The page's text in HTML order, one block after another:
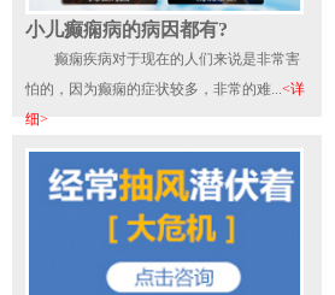
小儿癫痫病的病因都有?
癫痫疾病对于现在的人们来说是非常害
怕的，因为癫痫的症状较多，非常的难...<详
细>